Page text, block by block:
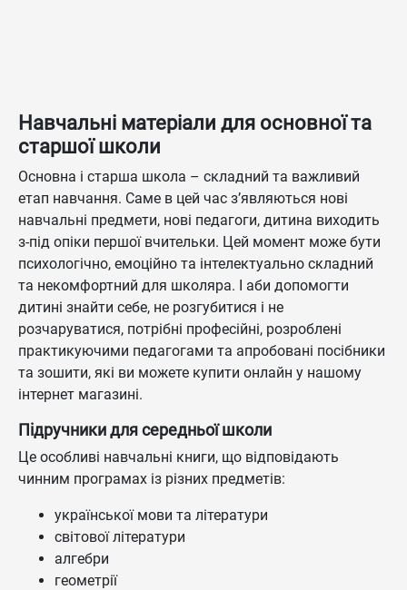
Навчальні матеріали для основної та
старшої школи
Основна і старша школа – складний та важливий
етап навчання. Саме в цей час з’являються нові
навчальні предмети, нові педагоги, дитина виходить
з-під опіки першої вчительки. Цей момент може бути
психологічно, емоційно та інтелектуально складний
та некомфортний для школяра. І аби допомогти
дитині знайти себе, не розгубитися і не
розчаруватися, потрібні професійні, розроблені
практикуючими педагогами та апробовані посібники
та зошити, які ви можете купити онлайн у нашому
інтернет магазині.
Підручники для середньої школи
Це особливі навчальні книги, що відповідають
чинним програмах із різних предметів:
української мови та літератури
світової літератури
алгебри
геометрії